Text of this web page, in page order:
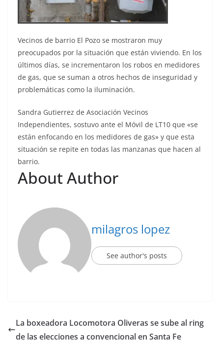
Vecinos de barrio El Pozo se mostraron muy
preocupados por la situación que están viviendo. En los
últimos días, se incrementaron los robos en medidores
de gas, que se suman a otros hechos de inseguridad y
problemáticas como la iluminación.
Sandra Gutierrez de Asociación Vecinos
Independientes, sostuvo ante el Móvil de LT10 que «se
están enfocando en los medidores de gas» y que esta
situación se repite en todas las manzanas que hacen al
barrio.
About Author
milagros lopez
See author's posts
La boxeadora Locomotora Oliveras se sube al ring
de las elecciones a convencional en Santa Fe